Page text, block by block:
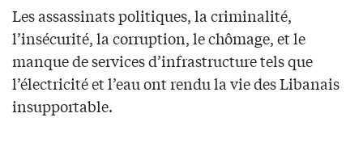
Les assassinats politiques, la criminalité,
l’insécurité, la corruption, le chômage, et le
manque de services d’infrastructure tels que
l’électricité et l’eau ont rendu la vie des Libanais
insupportable.